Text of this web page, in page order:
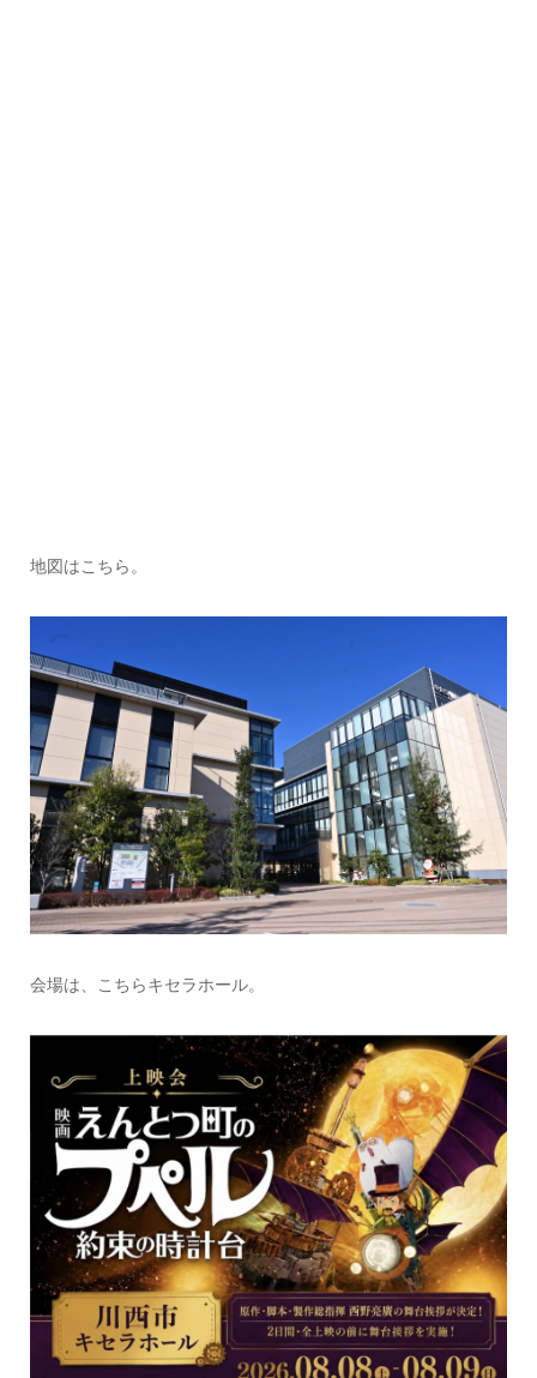
地図はこちら。
会場は、こちらキセラホール。